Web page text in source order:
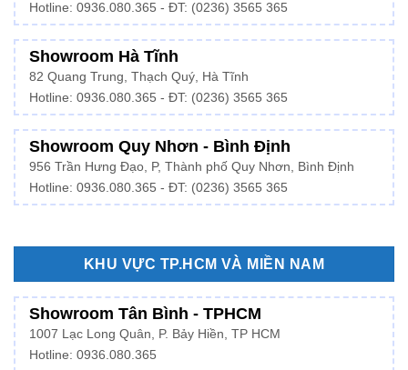
Hotline: 0936.080.365 - ĐT: (0236) 3565 365
Showroom Hà Tĩnh
82 Quang Trung, Thạch Quý, Hà Tĩnh
Hotline: 0936.080.365 - ĐT: (0236) 3565 365
Showroom Quy Nhơn - Bình Định
956 Trần Hưng Đạo, P, Thành phố Quy Nhơn, Bình Định
Hotline: 0936.080.365 - ĐT: (0236) 3565 365
KHU VỰC TP.HCM VÀ MIỀN NAM
Showroom Tân Bình - TPHCM
1007 Lạc Long Quân, P. Bảy Hiền, TP HCM
Hotline: 0936.080.365